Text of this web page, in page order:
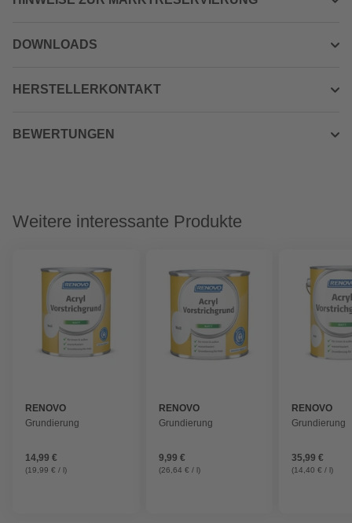
DOWNLOADS
HERSTELLERKONTAKT
BEWERTUNGEN
Weitere interessante Produkte
RENOVO
Grundierung
14,99 €
(19,99 € / l)
RENOVO
Grundierung
9,99 €
(26,64 € / l)
RENOVO
Grundierung
35,99 €
(14,40 € / l)